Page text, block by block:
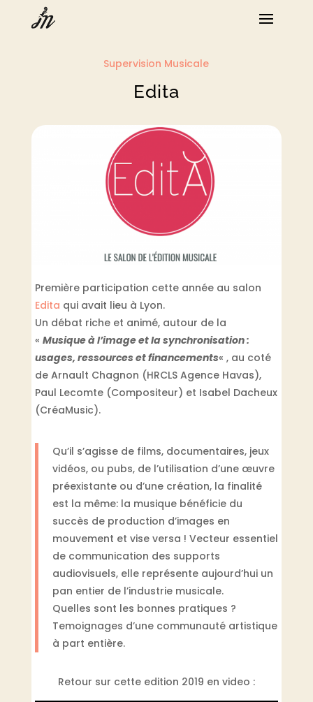
Supervision Musicale
Edita
Première participation cette année au salon
Edita qui avait lieu à Lyon.
Un débat riche et animé, autour de la
« Musique à l’image et la synchronisation :
usages, ressources et financements« , au coté
de Arnault Chagnon (HRCLS Agence Havas),
Paul Lecomte (Compositeur) et Isabel Dacheux
(CréaMusic).
Qu’il s’agisse de films, documentaires, jeux
vidéos, ou pubs, de l’utilisation d’une œuvre
préexistante ou d’une création, la finalité
est la même: la musique bénéficie du
succès de production d’images en
mouvement et vise versa ! Vecteur essentiel
de communication des supports
audiovisuels, elle représente aujourd’hui un
pan entier de l’industrie musicale.
Quelles sont les bonnes pratiques ?
Temoignages d’une communauté artistique
à part entière.
Retour sur cette edition 2019 en video :